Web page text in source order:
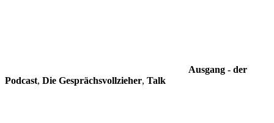
Ausgang - der
Podcast, Die Gesprächsvollzieher, Talk